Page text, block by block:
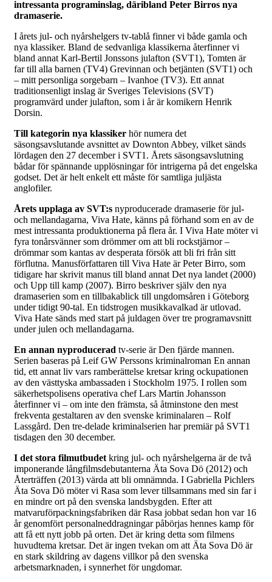
intressanta programinslag, däribland Peter Birros nya
dramaserie.
I årets jul- och nyårshelgers tv-tablå finner vi både gamla och
nya klassiker. Bland de sedvanliga klassikerna återfinner vi
bland annat Karl-Bertil Jonssons julafton (SVT1), Tomten är
far till alla barnen (TV4) Grevinnan och betjänten (SVT1) och
– mitt personliga sorgebarn – Ivanhoe (TV3). Ett annat
traditionsenligt inslag är Sveriges Televisions (SVT)
programvärd under julafton, som i år är komikern Henrik
Dorsin.
Till kategorin nya klassiker hör numera det
säsongsavslutande avsnittet av Downton Abbey, vilket sänds
lördagen den 27 december i SVT1. Årets säsongsavslutning
bådar för spännande upplösningar för intrigerna på det engelska
godset. Det är helt enkelt ett måste för samtliga juljästa
anglofiler.
Årets upplaga av SVT:s nyproducerade dramaserie för jul-
och mellandagarna, Viva Hate, känns på förhand som en av de
mest intressanta produktionerna på flera år. I Viva Hate möter vi
fyra tonårsvänner som drömmer om att bli rockstjärnor –
drömmar som kantas av desperata försök att bli fri från sitt
förflutna. Manusförfattaren till Viva Hate är Peter Birro, som
tidigare har skrivit manus till bland annat Det nya landet (2000)
och Upp till kamp (2007). Birro beskriver själv den nya
dramaserien som en tillbakablick till ungdomsåren i Göteborg
under tidigt 90-tal. En tidstrogen musikkavalkad är utlovad.
Viva Hate sänds med start på juldagen över tre programavsnitt
under julen och mellandagarna.
En annan nyproducerad tv-serie är Den fjärde mannen.
Serien baseras på Leif GW Perssons kriminalroman En annan
tid, ett annat liv vars ramberättelse kretsar kring ockupationen
av den västtyska ambassaden i Stockholm 1975. I rollen som
säkerhetspolisens operativa chef Lars Martin Johansson
återfinner vi – om inte den främsta, så åtminstone den mest
frekventa gestaltaren av den svenske kriminalaren – Rolf
Lassgård. Den tre-delade kriminalserien har premiär på SVT1
tisdagen den 30 december.
I det stora filmutbudet kring jul- och nyårshelgerna är de två
imponerande långfilmsdebutanterna Äta Sova Dö (2012) och
Återträffen (2013) värda att bli omnämnda. I Gabriella Pichlers
Äta Sova Dö möter vi Rasa som lever tillsammans med sin far i
en mindre ort på den svenska landsbygden. Efter att
matvaruförpackningsfabriken där Rasa jobbat sedan hon var 16
år genomfört personalneddragningar påbörjas hennes kamp för
att få ett nytt jobb på orten. Det är kring detta som filmens
huvudtema kretsar. Det är ingen tvekan om att Äta Sova Dö är
en stark skildring av dagens villkor på den svenska
arbetsmarknaden, i synnerhet för ungdomar.